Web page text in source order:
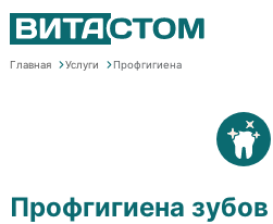
Главная Услуги Профгигиена
Профгигиена